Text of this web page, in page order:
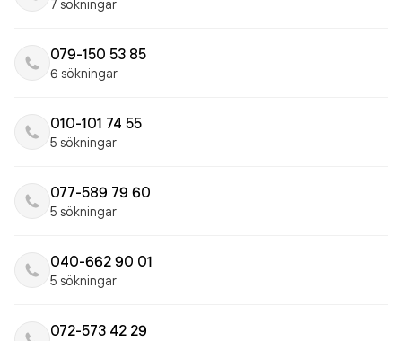
7 sökningar
079-150 53 85
6 sökningar
010-101 74 55
5 sökningar
077-589 79 60
5 sökningar
040-662 90 01
5 sökningar
072-573 42 29